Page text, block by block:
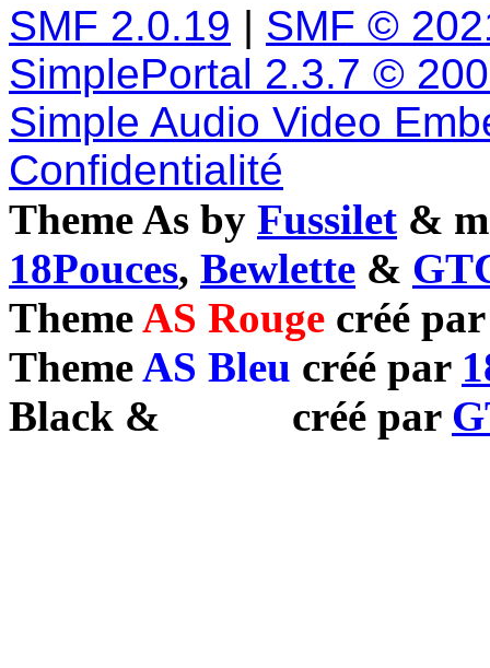
SMF 2.0.19 | SMF ©
SimplePortal 2.3.7 ©
Simple Audio Video
Confidentialité
Theme As by Fussilet &
18Pouces, Bewlette &
ThemeAS Rouge créé
ThemeAS Bleu créé par
Black & créé par